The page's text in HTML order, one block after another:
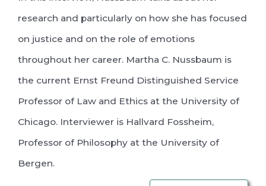
research and particularly on how she has focused
on justice and on the role of emotions
throughout her career. Martha C. Nussbaum is
the current Ernst Freund Distinguished Service
Professor of Law and Ethics at the University of
Chicago. Interviewer is Hallvard Fossheim,
Professor of Philosophy at the University of
Bergen.